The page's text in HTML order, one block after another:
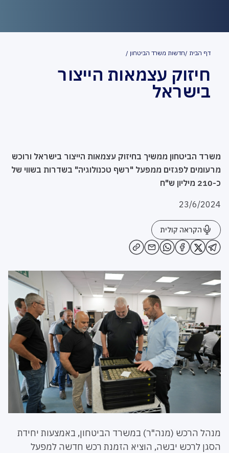
דף הבית חדשות משרד הביטחון
חיזוק עצמאות הייצור
בישראל
​משרד הביטחון ממשיך בחיזוק עצמאות הייצור בישראל ורוכש
מרעומים לפגזים ממפעל "רשף טכנולוגיה" בשדרות בשווי של
כ-210 מיליון ש"ח
23/6/2024
הקראה קולית
מנהל הרכש (מנה"ר) במשרד הביטחון, באמצעות יחידת
הסגן לרכש יבשה, הוציא הזמנת רכש חדשה למפעל